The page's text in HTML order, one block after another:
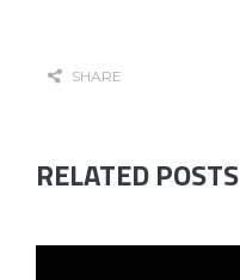
SHARE
RELATED POSTS